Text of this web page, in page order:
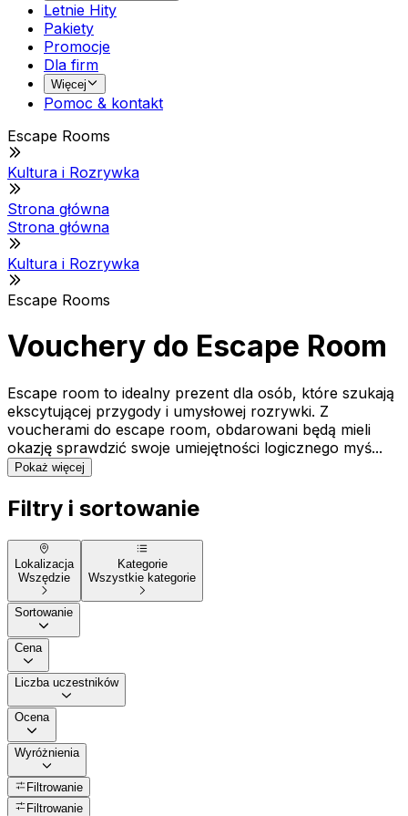
Letnie Hity
Pakiety
Promocje
Dla firm
Więcej
Pomoc & kontakt
Escape Rooms
Kultura i Rozrywka
Strona główna
Strona główna
Kultura i Rozrywka
Escape Rooms
Vouchery do Escape Room
Escape room to idealny prezent dla osób, które szukają
ekscytującej przygody i umysłowej rozrywki. Z
voucherami do escape room, obdarowani będą mieli
okazję sprawdzić swoje umiejętności logicznego myś...
Pokaż więcej
Filtry i sortowanie
Lokalizacja
Wszędzie
Kategorie
Wszystkie kategorie
Sortowanie
Cena
Liczba uczestników
Ocena
Wyróżnienia
Filtrowanie
Filtrowanie